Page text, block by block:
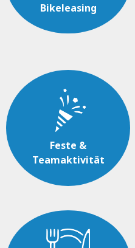
Bikeleasing
Feste &
Teamaktivität